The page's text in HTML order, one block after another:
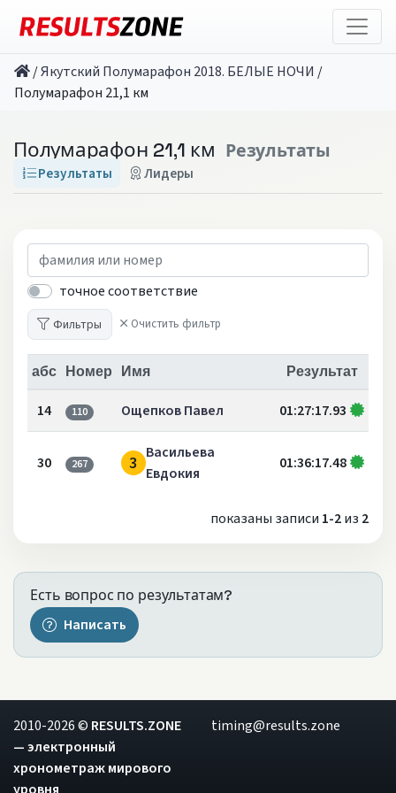
/Якутский Полумарафон 2018. БЕЛЫЕ НОЧИ /
Полумарафон 21,1 км
Полумарафон 21,1 км Результаты
Результаты Лидеры
точное соответствие
Фильтры Очистить фильтр
абс Номер Имя Результат
14 110 Ощепков Павел 01:27:17.93
30 267 3 Васильева
Евдокия
01:36:17.48
показаны записи 1-2из 2
Есть вопрос по результатам?
Написать
2010-2026 © RESULTS.ZONE
— электронный
хронометраж мирового
timing@results.zone